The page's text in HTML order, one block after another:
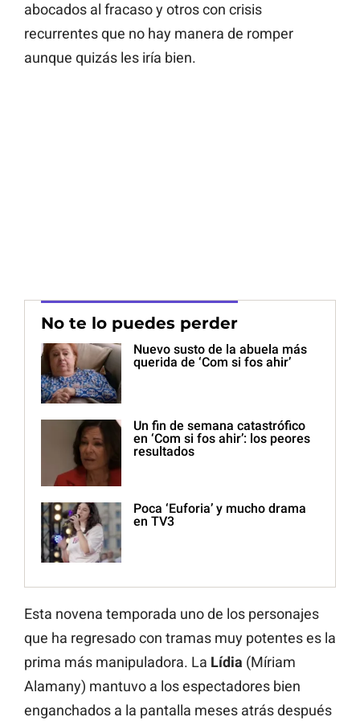
abocados al fracaso y otros con crisis
recurrentes que no hay manera de romper
aunque quizás les iría bien.
No te lo puedes perder
Nuevo susto de la abuela más
querida de ‘Com si fos ahir’
Un fin de semana catastrófico
en ‘Com si fos ahir’: los peores
resultados
Poca ‘Euforia’ y mucho drama
en TV3
Esta novena temporada uno de los personajes
que ha regresado con tramas muy potentes es la
prima más manipuladora. La Lídia (Míriam
Alamany) mantuvo a los espectadores bien
enganchados a la pantalla meses atrás después